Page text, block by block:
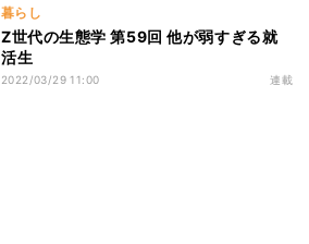
暮らし
Z世代の生態学 第59回 他が弱すぎる就
活生
2022/03/29 11:00 連載